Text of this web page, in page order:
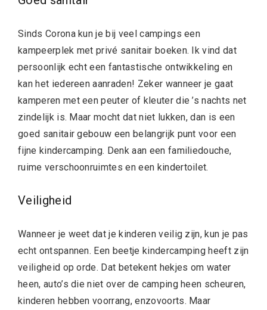
Sinds Corona kun je bij veel campings een
kampeerplek met privé sanitair boeken. Ik vind dat
persoonlijk echt een fantastische ontwikkeling en
kan het iedereen aanraden! Zeker wanneer je gaat
kamperen met een peuter of kleuter die ’s nachts net
zindelijk is. Maar mocht dat niet lukken, dan is een
goed sanitair gebouw een belangrijk punt voor een
fijne kindercamping. Denk aan een familiedouche,
ruime verschoonruimtes en een kindertoilet.
Veiligheid
Wanneer je weet dat je kinderen veilig zijn, kun je pas
echt ontspannen. Een beetje kindercamping heeft zijn
veiligheid op orde. Dat betekent hekjes om water
heen, auto’s die niet over de camping heen scheuren,
kinderen hebben voorrang, enzovoorts. Maar